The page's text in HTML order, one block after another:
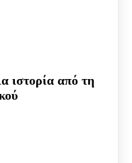
ιστορία από τη